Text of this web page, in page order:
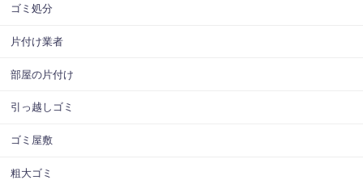
ゴミ処分
片付け業者
部屋の片付け
引っ越しゴミ
ゴミ屋敷
粗大ゴミ